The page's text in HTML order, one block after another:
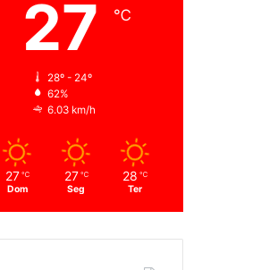
27 ℃
28º - 24º
62%
6.03 km/h
27 ℃
Dom
27 ℃
Seg
28 ℃
Ter